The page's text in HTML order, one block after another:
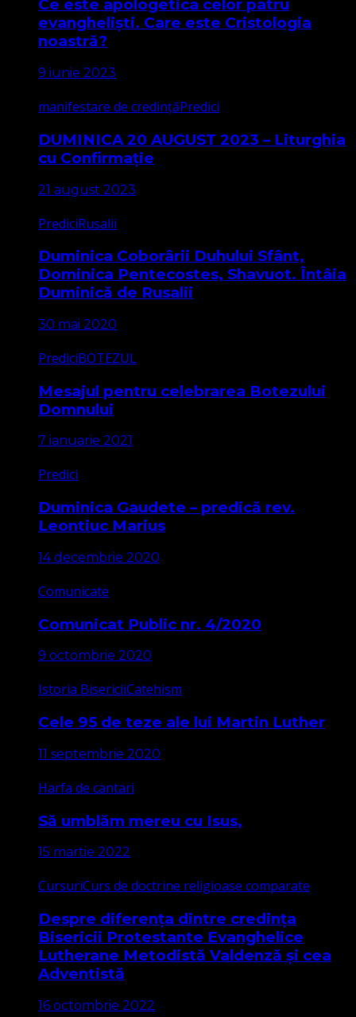
Ce este apologetica celor patru
evangheliști. Care este Cristologia
noastră?
9 iunie 2023
manifestare de credințăPredici
DUMINICA 20 AUGUST 2023 – Liturghia
cu Confirmație
21 august 2023
PrediciRusalii
Duminica Coborârii Duhului Sfânt,
Dominica Pentecostes, Shavuot. Întâia
Duminică de Rusalii
30 mai 2020
PrediciBOTEZUL
Mesajul pentru celebrarea Botezului
Domnului
7 ianuarie 2021
Predici
Duminica Gaudete – predică rev.
Leontiuc Marius
14 decembrie 2020
Comunicate
Comunicat Public nr. 4/2020
9 octombrie 2020
Istoria BisericiiCatehism
Cele 95 de teze ale lui Martin Luther
11 septembrie 2020
Harfa de cantari
Să umblăm mereu cu Isus,
15 martie 2022
CursuriCurs de doctrine religioase comparate
Despre diferența dintre credința
Bisericii Protestante Evanghelice
Lutherane Metodistă Valdenză și cea
Adventistă
16 octombrie 2022